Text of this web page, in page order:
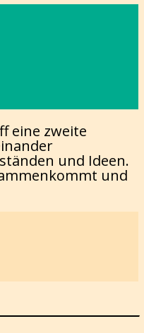
eine zweite
und Ideen.
und